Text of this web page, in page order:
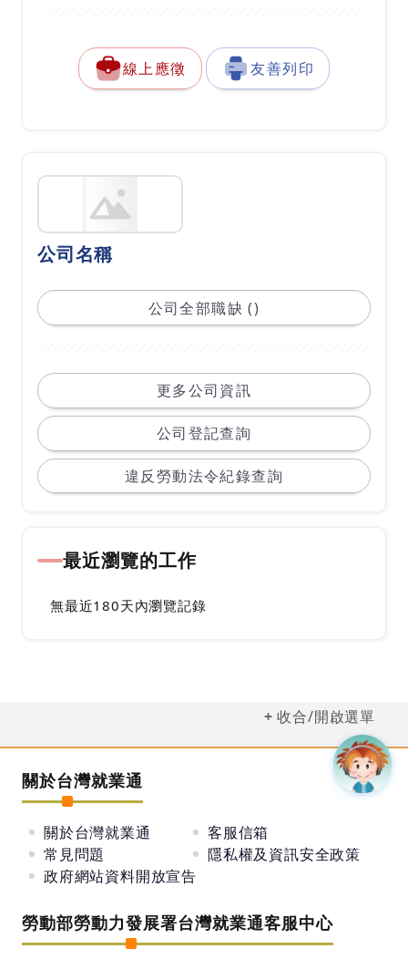
線上應徵 友善列印
公司名稱
公司全部職缺 ()
更多公司資訊
公司登記查詢
違反勞動法令紀錄查詢
最近瀏覽的工作
無最近180天內瀏覽記錄
收合/開啟選單
關於台灣就業通
關於台灣就業通
客服信箱
常見問題
隱私權及資訊安全政策
政府網站資料開放宣告
勞動部勞動力發展署台灣就業通客服中心